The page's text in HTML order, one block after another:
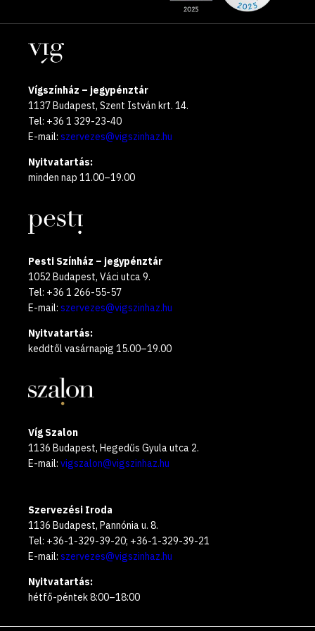
oldalak
year
Helyszínek
Vígszínház – jegypénztár
1137 Budapest, Szent István krt. 14.
Tel: +36 1 329-23-40
E-mail: szervezes@vigszinhaz.hu
Nyitvatartás:
minden nap 11.00–19.00
Pesti Színház – jegypénztár
1052 Budapest, Váci utca 9.
Tel: +36 1 266-55-57
E-mail: szervezes@vigszinhaz.hu
Nyitvatartás:
keddtől vasárnapig 15.00–19.00
Víg Szalon
1136 Budapest, Hegedűs Gyula utca 2.
E-mail: vigszalon@vigszinhaz.hu
Szervezési Iroda
1136 Budapest, Pannónia u. 8.
Tel: +36-1-329-39-20; +36-1-329-39-21
E-mail: szervezes@vigszinhaz.hu
Nyitvatartás:
hétfő-péntek 8:00–18:00